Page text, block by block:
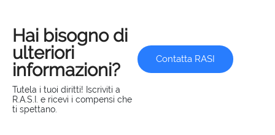
Hai bisogno di
ulteriori
informazioni?
Tutela i tuoi diritti! Iscriviti a
R.A.S.I. e ricevi i compensi che
ti spettano.
Contatta RASI